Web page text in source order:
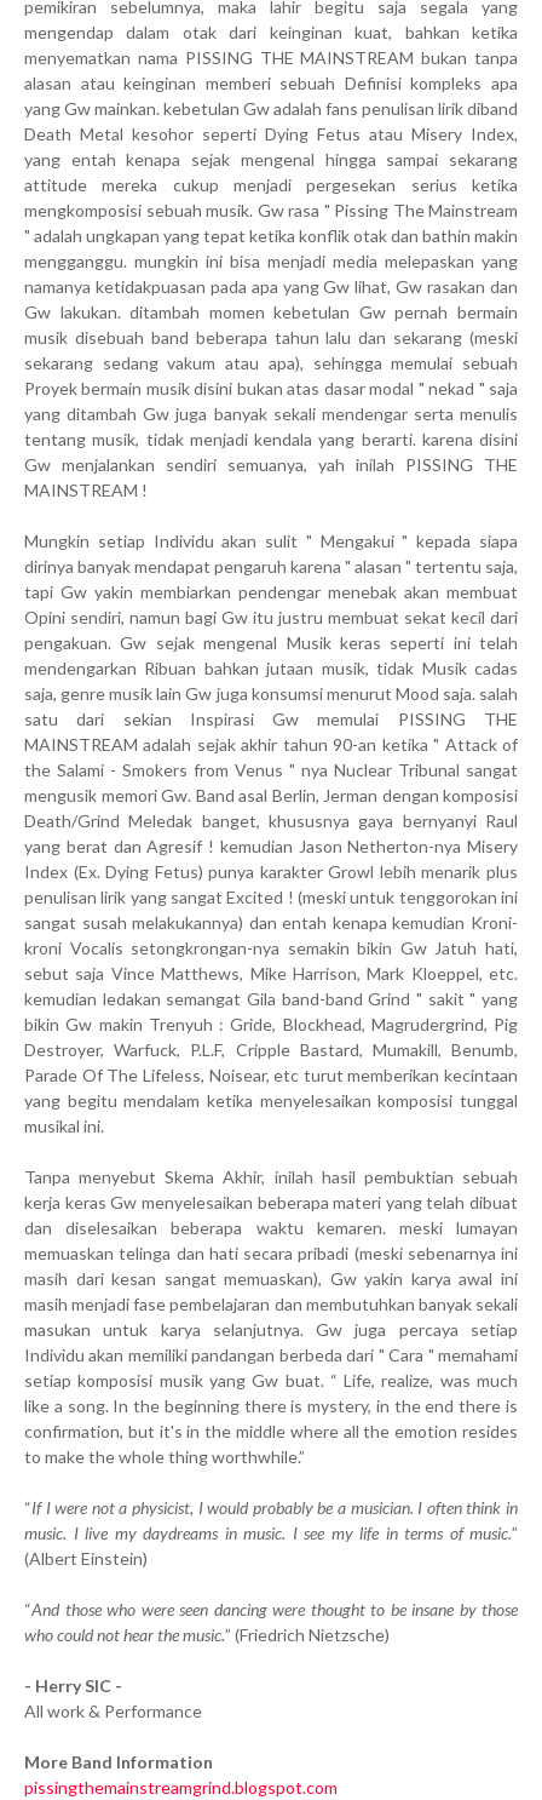
pemikiran sebelumnya, maka lahir begitu saja segala yang
mengendap dalam otak dari keinginan kuat, bahkan ketika
menyematkan nama PISSING THE MAINSTREAM bukan tanpa
alasan atau keinginan memberi sebuah Definisi kompleks apa
yang Gw mainkan. kebetulan Gw adalah fans penulisan lirik diband
Death Metal kesohor seperti Dying Fetus atau Misery Index,
yang entah kenapa sejak mengenal hingga sampai sekarang
attitude mereka cukup menjadi pergesekan serius ketika
mengkomposisi sebuah musik. Gw rasa " Pissing The Mainstream
" adalah ungkapan yang tepat ketika konflik otak dan bathin makin
mengganggu. mungkin ini bisa menjadi media melepaskan yang
namanya ketidakpuasan pada apa yang Gw lihat, Gw rasakan dan
Gw lakukan. ditambah momen kebetulan Gw pernah bermain
musik disebuah band beberapa tahun lalu dan sekarang (meski
sekarang sedang vakum atau apa), sehingga memulai sebuah
Proyek bermain musik disini bukan atas dasar modal " nekad " saja
yang ditambah Gw juga banyak sekali mendengar serta menulis
tentang musik, tidak menjadi kendala yang berarti. karena disini
Gw menjalankan sendiri semuanya, yah inilah PISSING THE
MAINSTREAM !
Mungkin setiap Individu akan sulit " Mengakui " kepada siapa
dirinya banyak mendapat pengaruh karena " alasan " tertentu saja,
tapi Gw yakin membiarkan pendengar menebak akan membuat
Opini sendiri, namun bagi Gw itu justru membuat sekat kecil dari
pengakuan. Gw sejak mengenal Musik keras seperti ini telah
mendengarkan Ribuan bahkan jutaan musik, tidak Musik cadas
saja, genre musik lain Gw juga konsumsi menurut Mood saja. salah
satu dari sekian Inspirasi Gw memulai PISSING THE
MAINSTREAM adalah sejak akhir tahun 90-an ketika " Attack of
the Salami - Smokers from Venus " nya Nuclear Tribunal sangat
mengusik memori Gw. Band asal Berlin, Jerman dengan komposisi
Death/Grind Meledak banget, khususnya gaya bernyanyi Raul
yang berat dan Agresif ! kemudian Jason Netherton-nya Misery
Index (Ex. Dying Fetus) punya karakter Growl lebih menarik plus
penulisan lirik yang sangat Excited ! (meski untuk tenggorokan ini
sangat susah melakukannya) dan entah kenapa kemudian Kroni-
kroni Vocalis setongkrongan-nya semakin bikin Gw Jatuh hati,
sebut saja Vince Matthews, Mike Harrison, Mark Kloeppel, etc.
kemudian ledakan semangat Gila band-band Grind " sakit " yang
bikin Gw makin Trenyuh : Gride, Blockhead, Magrudergrind, Pig
Destroyer, Warfuck, P.L.F, Cripple Bastard, Mumakill, Benumb,
Parade Of The Lifeless, Noisear, etc turut memberikan kecintaan
yang begitu mendalam ketika menyelesaikan komposisi tunggal
musikal ini.
Tanpa menyebut Skema Akhir, inilah hasil pembuktian sebuah
kerja keras Gw menyelesaikan beberapa materi yang telah dibuat
dan diselesaikan beberapa waktu kemaren. meski lumayan
memuaskan telinga dan hati secara pribadi (meski sebenarnya ini
masih dari kesan sangat memuaskan), Gw yakin karya awal ini
masih menjadi fase pembelajaran dan membutuhkan banyak sekali
masukan untuk karya selanjutnya. Gw juga percaya setiap
Individu akan memiliki pandangan berbeda dari " Cara " memahami
setiap komposisi musik yang Gw buat. “ Life, realize, was much
like a song. In the beginning there is mystery, in the end there is
confirmation, but it's in the middle where all the emotion resides
to make the whole thing worthwhile.”
“If I were not a physicist, I would probably be a musician. I often think in
music. I live my daydreams in music. I see my life in terms of music.”
(Albert Einstein)
“And those who were seen dancing were thought to be insane by those
who could not hear the music.” (Friedrich Nietzsche)
- Herry SIC -
All work & Performance
More Band Information
pissingthemainstreamgrind.blogspot.com